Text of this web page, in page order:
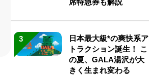
席特急券も解説
3
日本最大級*の爽快系ア
トラクション誕生！ こ
の夏、GALA湯沢が大
きく生まれ変わる